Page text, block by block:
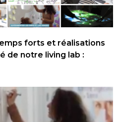
forts et réalisations
de notre living lab :